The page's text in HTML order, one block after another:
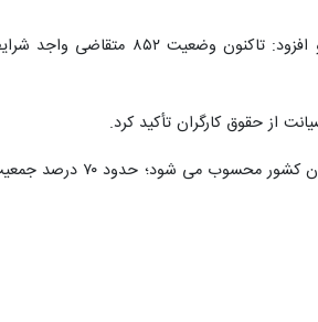
شه‌بخش از برگزاری ۱۰ جلسه کمیته استانی برای